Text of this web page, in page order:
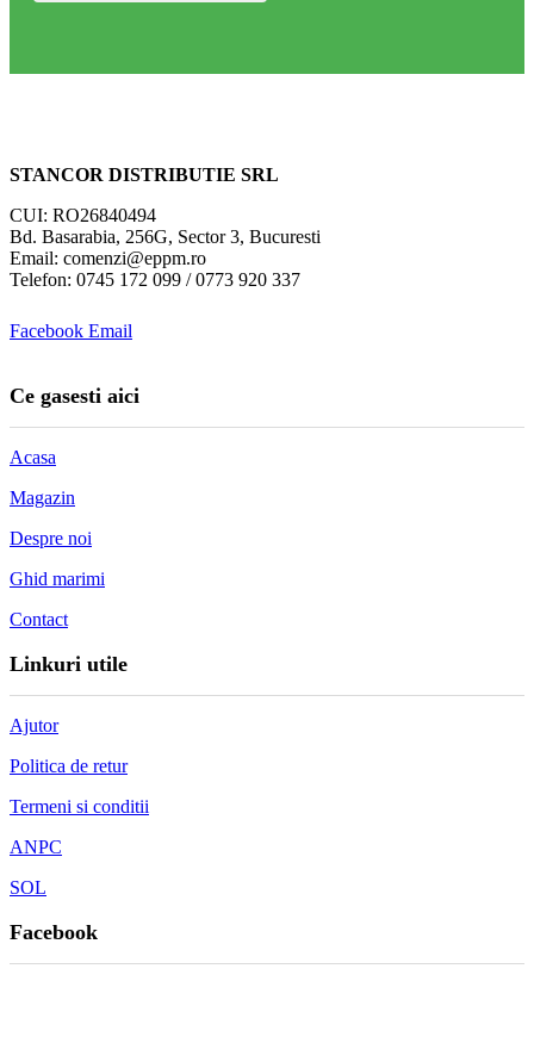
STANCOR DISTRIBUTIE SRL
CUI: RO26840494
Bd. Basarabia, 256G, Sector 3, Bucuresti
Email: comenzi@eppm.ro
Telefon: 0745 172 099 / 0773 920 337
Facebook Email
Ce gasesti aici
Acasa
Magazin
Despre noi
Ghid marimi
Contact
Linkuri utile
Ajutor
Politica de retur
Termeni si conditii
ANPC
SOL
Facebook